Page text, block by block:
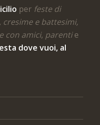
per feste di
cresime e battesimi,
con amici, parentie
dove vuoi, al